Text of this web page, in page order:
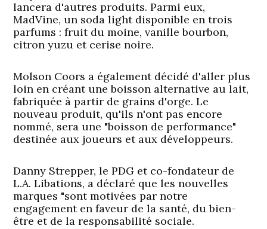
lancera d'autres produits. Parmi eux,
MadVine, un soda light disponible en trois
parfums : fruit du moine, vanille bourbon,
citron yuzu et cerise noire.
Molson Coors a également décidé d'aller plus
loin en créant une boisson alternative au lait,
fabriquée à partir de grains d'orge. Le
nouveau produit, qu'ils n'ont pas encore
nommé, sera une "boisson de performance"
destinée aux joueurs et aux développeurs.
Danny Strepper, le PDG et co-fondateur de
L.A. Libations, a déclaré que les nouvelles
marques "sont motivées par notre
engagement en faveur de la santé, du bien-
être et de la responsabilité sociale.